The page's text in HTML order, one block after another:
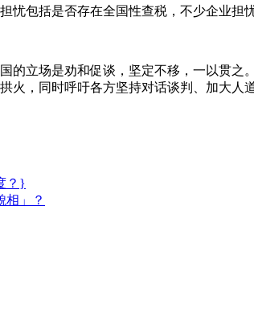
是否存在全国性查税，不少企业担忧
是劝和促谈，坚定不移，一以贯之。
火，同时呼吁各方坚持对话谈判、加大人
？}
相」？